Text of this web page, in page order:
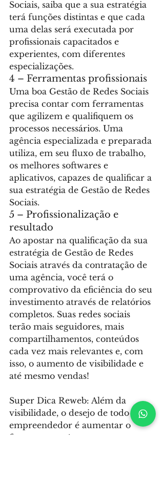
Sociais, saiba que a sua estratégia
terá funções distintas e que cada
uma delas será executada por
profissionais capacitados e
experientes, com diferentes
especializações.
4 – Ferramentas profissionais
Uma boa Gestão de Redes Sociais
precisa contar com ferramentas
que agilizem e qualifiquem os
processos necessários. Uma
agência especializada e preparada
utiliza, em seu fluxo de trabalho,
os melhores softwares e
aplicativos, capazes de qualificar a
sua estratégia de Gestão de Redes
Sociais.
5 – Profissionalização e
resultado
Ao apostar na qualificação da sua
estratégia de Gestão de Redes
Sociais através da contratação de
uma agência, você terá o
comprovativo da eficiência do seu
investimento através de relatórios
completos. Suas redes sociais
terão mais seguidores, mais
compartilhamentos, conteúdos
cada vez mais relevantes e, com
isso, o aumento de visibilidade e
até mesmo vendas!
Super Dica Reweb: Além da
visibilidade, o desejo de todo o
empreendedor é aumentar o
faturamento. Ao contratar uma